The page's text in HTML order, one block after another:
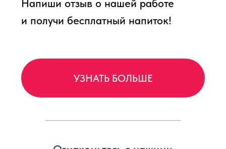
Кэшбэк 3-9% баллами
Карта лояльности
Оплата баллами до 50%
Заказ с доставкой или самовывоз
с отслеживанием готовности